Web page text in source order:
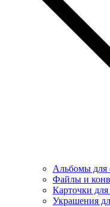
Альбомы для
Файлы и
Карточки
Украшения